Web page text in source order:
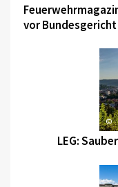
vor Bundesgericht
©
LEG: